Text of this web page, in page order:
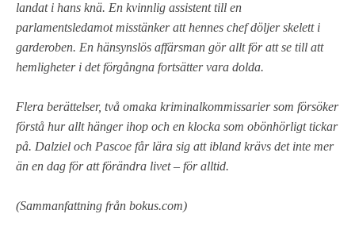
landat i hans knä. En kvinnlig assistent till en
parlamentsledamot misstänker att hennes chef döljer skelett i
garderoben. En hänsynslös affärsman gör allt för att se till att
hemligheter i det förgångna fortsätter vara dolda.
Flera berättelser, två omaka kriminalkommissarier som försöker
förstå hur allt hänger ihop och en klocka som obönhörligt tickar
på. Dalziel och Pascoe får lära sig att ibland krävs det inte mer
än en dag för att förändra livet – för alltid.
(Sammanfattning från bokus.com)